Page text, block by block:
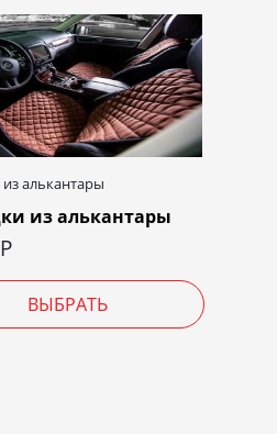
алькантары
из алькантары
Р
ВЫБРАТЬ